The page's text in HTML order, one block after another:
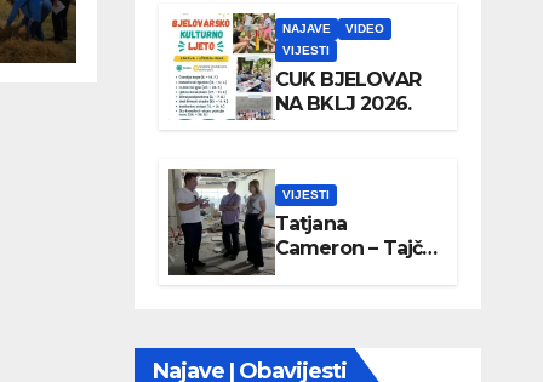
NAJAVE
VIDEO
VIJESTI
CUK BJELOVAR
NA BKLJ 2026.
VIJESTI
Tatjana
Cameron – Tajči
posjetila
Najave | Obavijesti